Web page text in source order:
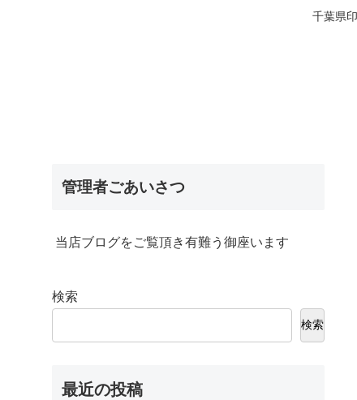
千葉県
管理者ごあいさつ
当店ブログをご覧頂き有難う御座います
検索
検索
最近の投稿